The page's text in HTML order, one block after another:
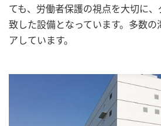
ても、労働者保護の視点を大切に
致した設備となっています。多数の
アしています。